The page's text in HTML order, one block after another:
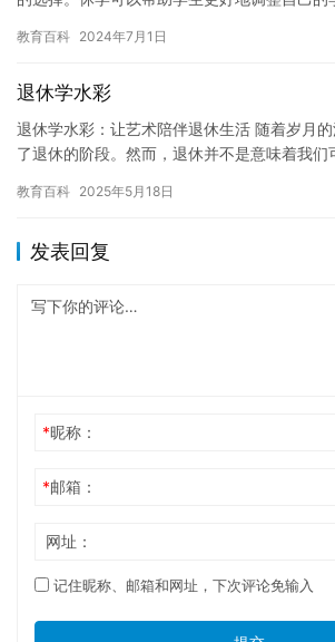
并不…
教育百科 2024年7月1日
退休学水彩
退休学水彩：让艺术陪伴退休生活 随着岁月
了退休的阶段。然而，退休并不是意味着我们
自己的…
教育百科 2025年5月18日
发表回复
*昵称：
*邮箱：
网址：
记住昵称、邮箱和网址，下次评论免输入